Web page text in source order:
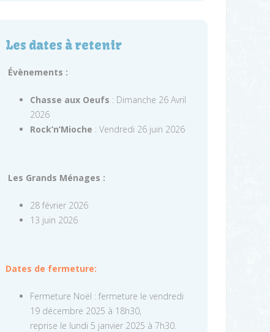
Les dates à retenir
Évènements :
Chasse aux Oeufs : Dimanche 26 Avril
2026
Rock’n’Mioche : Vendredi 26 juin 2026
Les Grands Ménages :
28 février 2026
13 juin 2026
Dates de fermeture:
Fermeture Noël : fermeture le vendredi
19 décembre 2025 à 18h30,
reprise le lundi 5 janvier 2025 à 7h30.